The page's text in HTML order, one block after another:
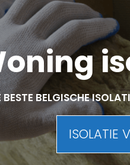
BESTE BELGISCHE
ISOLATIE